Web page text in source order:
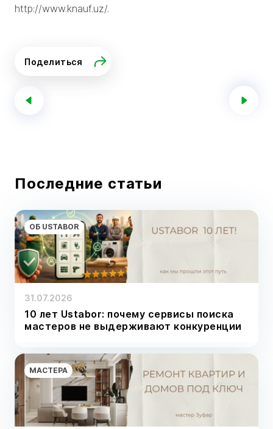
http://www.knauf.uz/.
Поделиться
Последние статьи
ОБ USTABOR
31.07.2026
10 лет Ustabor: почему сервисы поиска
мастеров не выдерживают конкуренции
МАСТЕРА